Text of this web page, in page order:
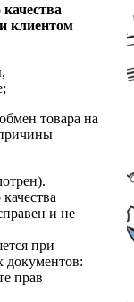
клиентом
товара на
и не
при
документов:
прав